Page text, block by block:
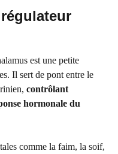
est une petite
Il sert de pont entre le
contrôlant
hormonale du
comme la faim, la soif,